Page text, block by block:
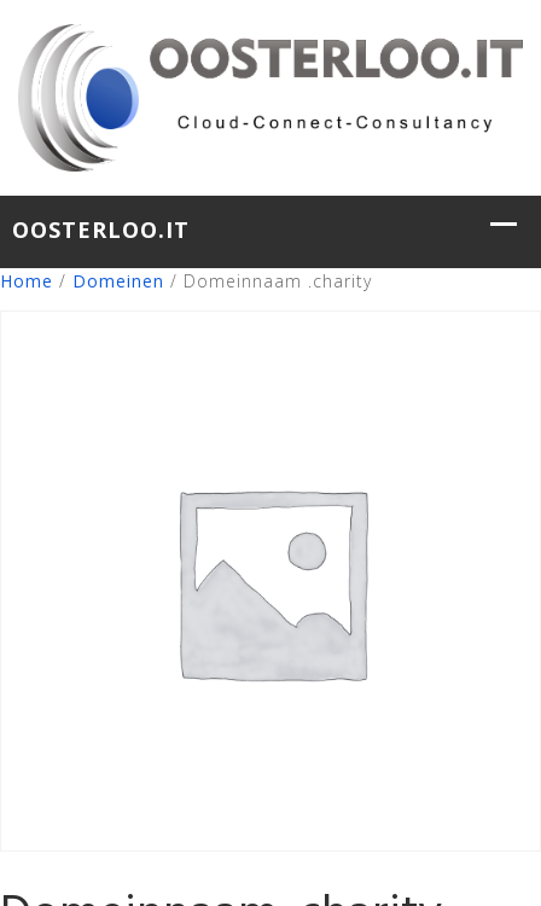
Home / Domeinen / Domeinnaam .charity